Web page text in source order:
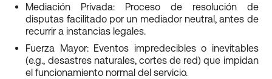
Mediación Privada: Proceso de resolución de
disputas facilitado por un mediador neutral, antes de
recurrir a instancias legales.
Fuerza Mayor: Eventos impredecibles o inevitables
(e.g., desastres naturales, cortes de red) que impidan
el funcionamiento normal del servicio.